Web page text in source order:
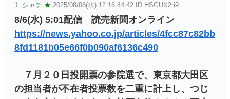
1: シャチ ★ 2025/08/06(水) 12:16:44.42 ID:HSGUX2ri9
8/6(水) 5:01配信 読売新聞オンライン
https://news.yahoo.co.jp/articles/4fcc87c82bb
8fd1181b05e66f0b090af6136c490
７月２０日投開票の参院選で、東京都大田区
の担当者が不在者投票数を二重に計上し、つじ